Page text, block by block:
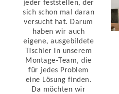
jeder feststellen, der
sich schon mal daran
versucht hat. Darum
haben wir auch
eigene, ausgebildete
Tischler in unserem
Montage-Team, die
für jedes Problem
eine Lösung finden.
Da möchten wir